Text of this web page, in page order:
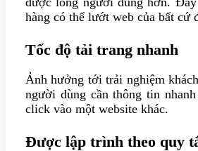
hàng có thể lướt web của bất cứ
Tốc độ tải trang nhanh
Ảnh hưởng tới trải nghiệm
người dùng cần thông tin
click vào một website khác.
Được lập trình theo quy